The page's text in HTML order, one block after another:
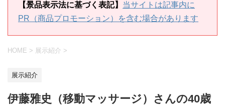
【景品表示法に基づく表記】 当サイトは記事内に
PR（商品プロモーション）を含む場合があります
HOME > 展示紹介 >
展示紹介
伊藤雅史（移動マッサージ）さんの40歳